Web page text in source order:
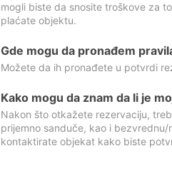
mogli biste da snosite troškove za
plaćate objektu.
Gde mogu da pronađem
Možete da ih pronađete u potvrdi
Kako mogu da znam da li je
Nakon što otkažete rezervaciju,
prijemno sanduče, kao i
kontaktirate objekat kako biste